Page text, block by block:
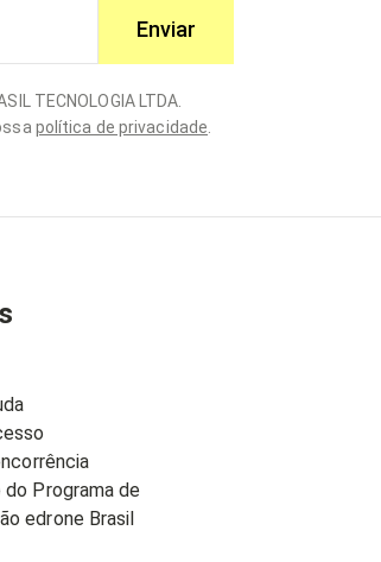
Enviar
TECNOLOGIA LTDA.
política de privacidade
Programa de
edrone Brasil